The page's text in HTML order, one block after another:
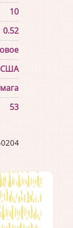
10
0.52
США
53